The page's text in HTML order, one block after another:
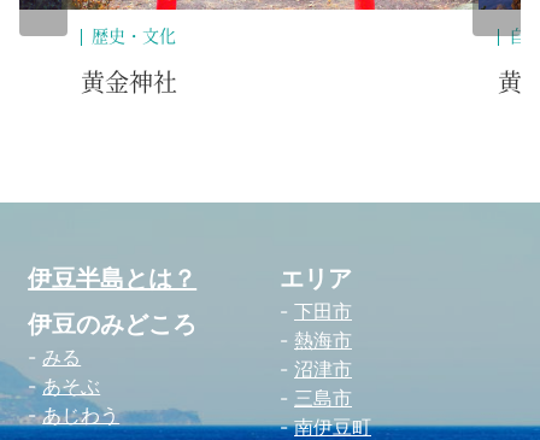
歴史・文化
黄金神社
自
黄
伊豆半島とは？
伊豆のみどころ
みる
あそぶ
あじわう
エリア
下田市
熱海市
沼津市
三島市
南伊豆町